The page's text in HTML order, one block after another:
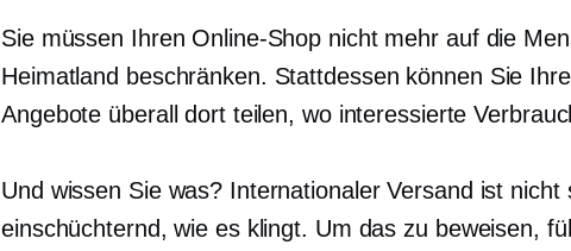
Sie müssen Ihren Online-Shop nicht mehr auf die
Heimatland beschränken. Stattdessen können Sie
Angebote überall dort teilen, wo interessierte
Und wissen Sie was? Internationaler Versand ist nicht
einschüchternd, wie es klingt. Um das zu beweisen,